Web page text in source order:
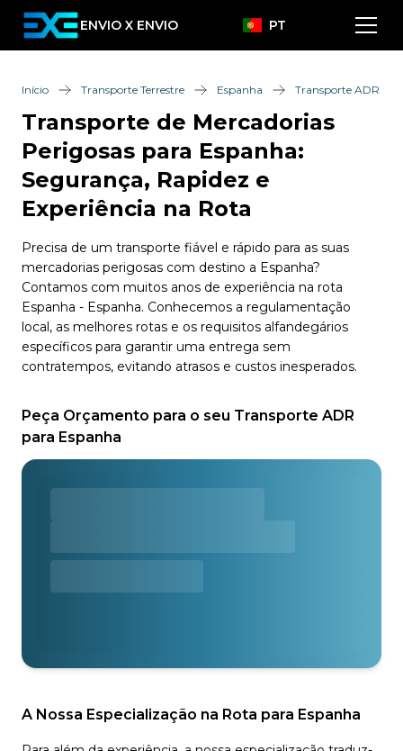
ENVIO X ENVIO PT
Início Transporte Terrestre Espanha Transporte ADR
Transporte de Mercadorias
Perigosas para Espanha:
Segurança, Rapidez e
Experiência na Rota
Precisa de um transporte fiável e rápido para as suas
mercadorias perigosas com destino a Espanha?
Contamos com muitos anos de experiência na rota
Espanha - Espanha. Conhecemos a regulamentação
local, as melhores rotas e os requisitos alfandegários
específicos para garantir uma entrega sem
contratempos, evitando atrasos e custos inesperados.
Peça Orçamento para o seu Transporte ADR
para Espanha
A Nossa Especialização na Rota para Espanha